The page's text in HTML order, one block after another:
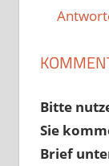
Bitte
Sie
Brief